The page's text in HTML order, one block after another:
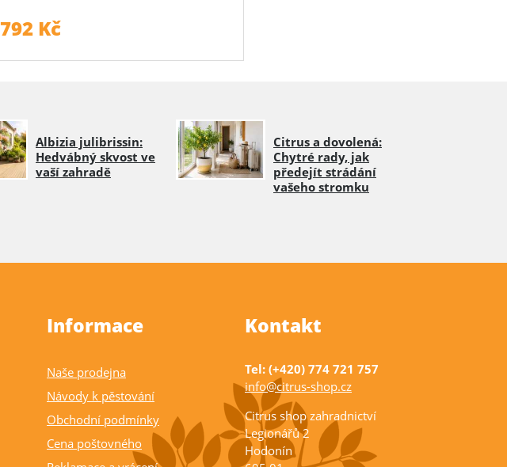
792 Kč
Albizia julibrissin:
Hedvábný skvost ve
vaší zahradě
Citrus a dovolená:
Chytré rady, jak
předejít strádání
vašeho stromku
Informace
Naše prodejna
Návody k pěstování
Obchodní podmínky
Cena poštovného
Kontakt
Tel: (+420) 774 721 757
info@citrus-shop.cz
Citrus shop zahradnictví
Legionářů 2
Hodonín